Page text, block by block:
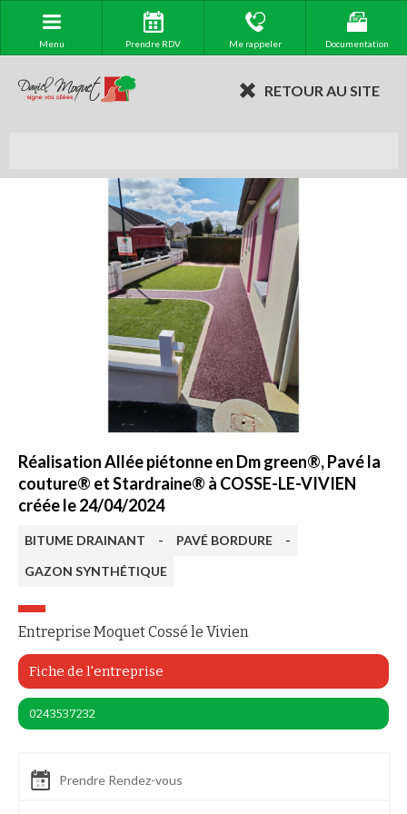
Menu Prendre RDV Me rappeler Documentation
RETOUR AU SITE
Réalisation Allée piétonne en Dm green®, Pavé la
couture® et Stardraine® à COSSE-LE-VIVIEN
créée le 24/04/2024
BITUME DRAINANT - PAVÉ BORDURE
-
GAZON SYNTHÉTIQUE
Entreprise Moquet Cossé le Vivien
Fiche de l'entreprise
0243537232
Prendre Rendez-vous